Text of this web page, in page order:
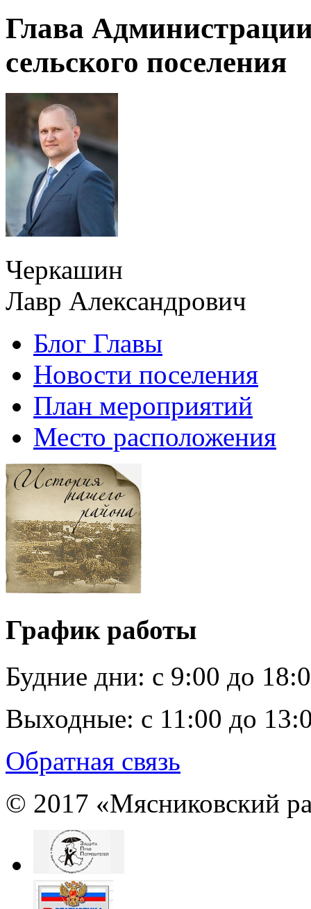
Глава
сельского поселения
Черкашин
Лавр Александрович
Блог Главы
Новости поселения
План мероприятий
Место расположения
График работы
Будние дни: c 9:00 до
Выходные: с 11:00 до
Обратная связь
© 2017 «Мясниковский